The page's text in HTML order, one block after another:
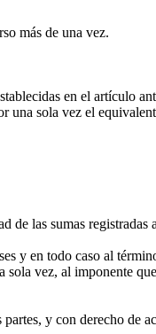
más de una vez.
en el artículo
sola vez el
las sumas
y en todo caso al
vez, al imponente
y con derecho de